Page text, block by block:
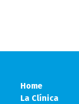
Home
La Clínica